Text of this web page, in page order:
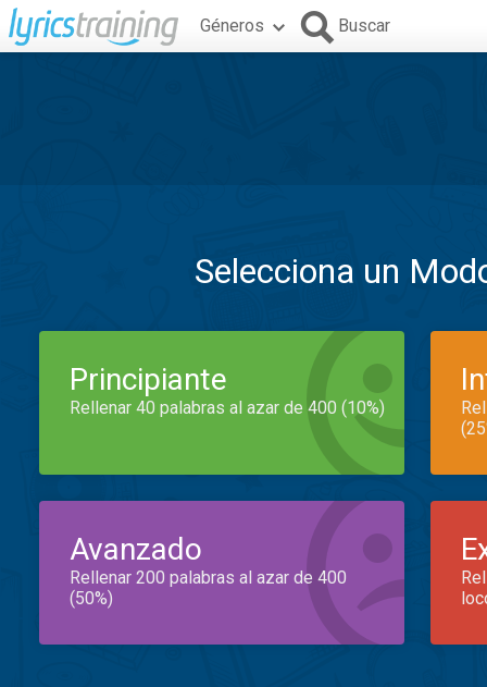
Géneros Buscar
Selecciona un
Principiante
Rellenar 40 palabras al azar de 400 (10%)
Avanzado
Rellenar 200 palabras al azar de 400
(50%)